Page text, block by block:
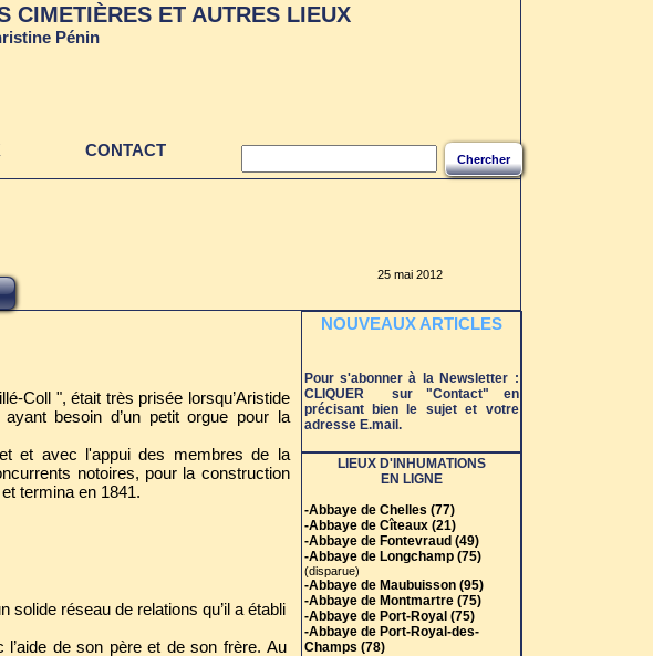
25 mai 2012
réseau de relations qu’il a établi
de son père et de son frère. Au
Coll ", était très prisée lorsqu’Aristide
ayant besoin d’un petit orgue pour la
et avec l'appui des membres de la
notoires, pour la construction
termina en 1841.
CIMETIÈRES ET AUTRES LIEUX
Pénin
CONTACT Chercher
NOUVEAUX ARTICLES
Pour s'abonner à la Newsletter :
CLIQUER sur "Contact" en
précisant bien le sujet et votre
adresse E.mail.
LIEUX D'INHUMATIONS
EN LIGNE
-Abbaye de Chelles (77)
-Abbaye de Cîteaux (21)
-Abbaye de Fontevraud (49)
-Abbaye de Longchamp (75)
(disparue)
-Abbaye de Maubuisson (95)
-Abbaye de Montmartre (75)
-Abbaye de Port-Royal (75)
-Abbaye de Port-Royal-des-
Champs (78)